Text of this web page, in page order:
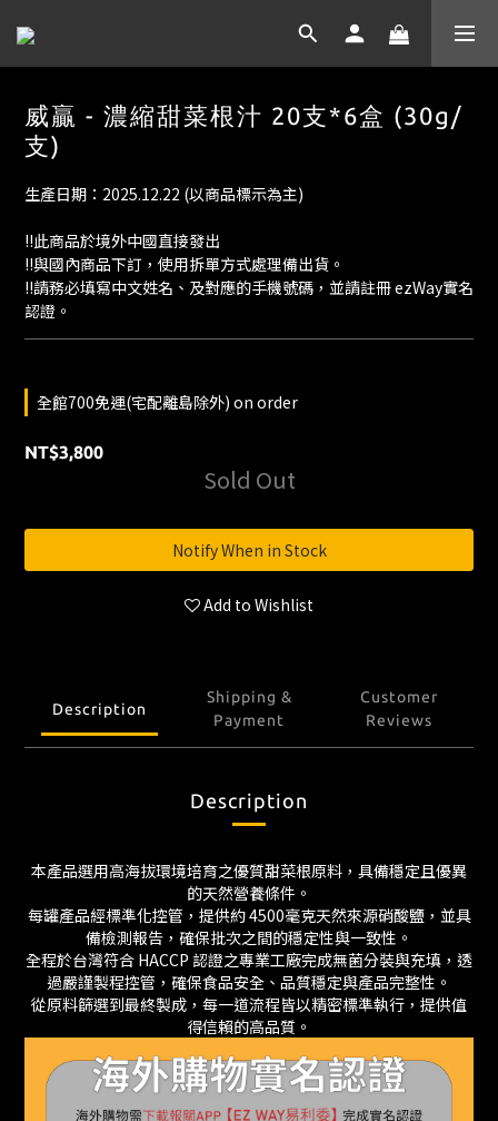
威贏 - 濃縮甜菜根汁 20支*6盒 (30g/
支)
生產日期：2025.12.22 (以商品標示為主)
‼️此商品於境外中國直接發出
‼️與國內商品下訂，使用拆單方式處理備出貨。
‼️請務必填寫中文姓名、及對應的手機號碼，並請註冊 ezWay實名
認證。
全館700免運(宅配離島除外) on order
NT$3,800
Sold Out
Notify When in Stock
Add to Wishlist
Description
Shipping &
Payment
Customer
Reviews
Description
本產品選用高海拔環境培育之優質甜菜根原料，具備穩定且優異
的天然營養條件。
每罐產品經標準化控管，提供約 4500毫克天然來源硝酸鹽，並具
備檢測報告，確保批次之間的穩定性與一致性。
全程於台灣符合 HACCP 認證之專業工廠完成無菌分裝與充填，透
過嚴謹製程控管，確保食品安全、品質穩定與產品完整性。
從原料篩選到最終製成，每一道流程皆以精密標準執行，提供值
得信賴的高品質。